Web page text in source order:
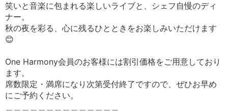
笑いと音楽に包まれる楽しいライブと、シェフ自慢のディ
ナー。
秋の夜を彩る、心に残るひとときをお楽しみいただけます
😊
One Harmony会員のお客様には割引価格をご用意しており
ます。
席数限定・満席になり次第受付終了ですので、ぜひお早め
にご予約ください。